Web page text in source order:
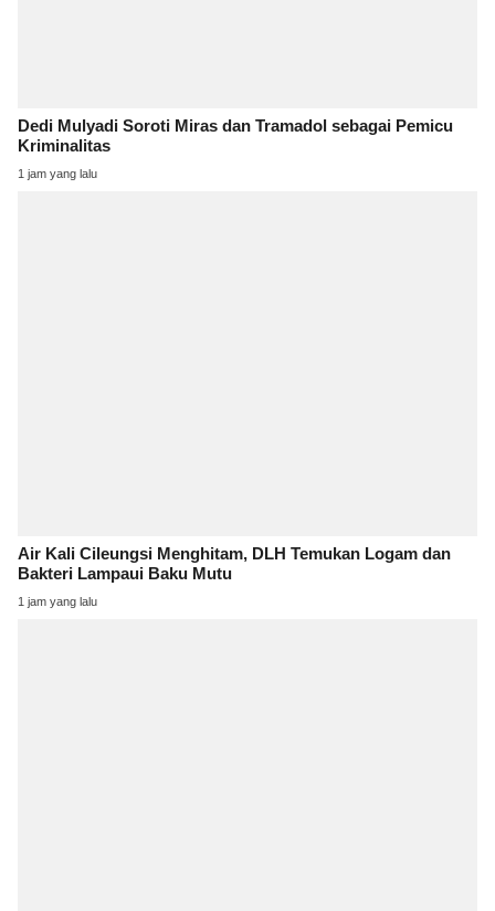
Dedi Mulyadi Soroti Miras dan Tramadol sebagai Pemicu
Kriminalitas
1 jam yang lalu
Air Kali Cileungsi Menghitam, DLH Temukan Logam dan
Bakteri Lampaui Baku Mutu
1 jam yang lalu